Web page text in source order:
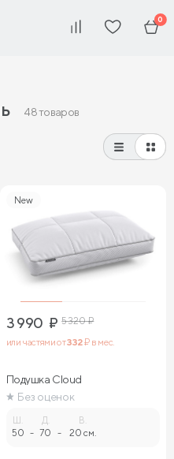
0
48 товаров
New
3 990 ₽ 5 320₽
или частями от332₽ в мес.
Подушка Cloud
Без оценок
Ш.
50 -
Д.
70 -
В.
20 см.